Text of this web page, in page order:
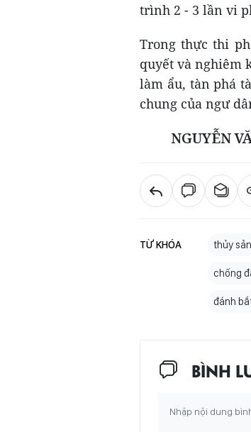
trình 2 - 3 lần vi
Trong thực thi
quyết và nghiêm
làm ẩu, tàn phá
chung của ngư
NGUYỄN
TỪ KHÓA thủy
chống
đánh
BÌNH